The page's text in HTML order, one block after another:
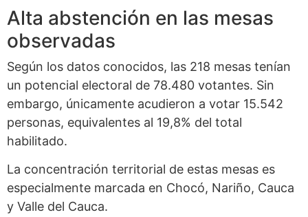
Alta abstención en las mesas
observadas
Según los datos conocidos, las 218 mesas tenían
un potencial electoral de 78.480 votantes. Sin
embargo, únicamente acudieron a votar 15.542
personas, equivalentes al 19,8% del total
habilitado.
La concentración territorial de estas mesas es
especialmente marcada en Chocó, Nariño, Cauca
y Valle del Cauca.